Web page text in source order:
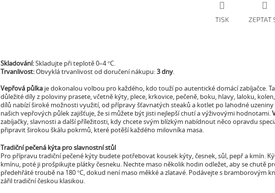
TISK ZEPTAT
Skladování:Skladujte při teplotě 0–4 °C.
Trvanlivost:Obvyklá trvanlivost od doručení nákupu:3 dny.
Vepřová půlka je dokonalou volbou pro každého, kdo touží po autentické domácí zabíjačce.
důležité díly z poloviny prasete, včetně kýty, plece, krkovice, pečeně, boku, hlavy, laloku,
dílů nabízí široké možnosti využití, od přípravy šťavnatých steaků a kotlet po lahodné
našich vepřových půlek zajišťuje, že si můžete být jisti nejlepší chutí a výživovými hodnotami.
zabíjačky, slavnosti a další příležitosti, kdy chcete svým blízkým nabídnout něco opravdu
připravit širokou škálu pokrmů, které potěší každého milovníka masa.
Tradiční pečená kýta pro slavnostní stůl
Pro přípravu tradiční pečené kýty budete potřebovat kousek kýty, česnek, sůl, pepř a kmín.
kmínu, poté ji prošpikujte plátky česneku. Nechte maso několik hodin odležet, aby se chutě
předehřáté troubě na 180 °C, dokud není maso měkké a zlatavé. Podávejte s bramborovým
zářil tradiční českou klasikou.